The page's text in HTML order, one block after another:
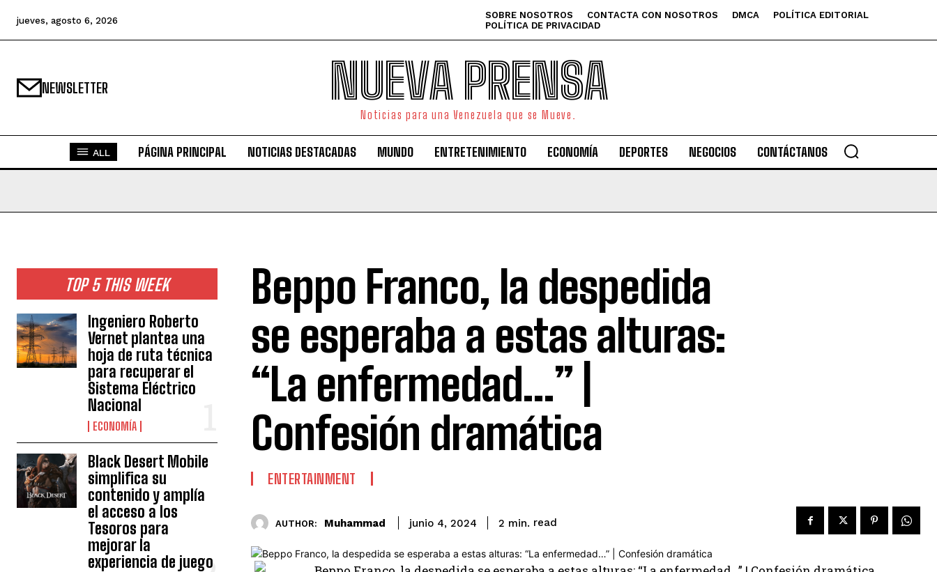
jueves, agosto 6, 2026 SOBRE NOSOTROS CONTACTA CON NOSOTROS DMCA
POLÍTICA EDITORIAL
POLÍTICA DE PRIVACIDAD
NEWSLETTER NUEVA PRENSA
Noticias para una Venezuela que se Mueve.
ALL PÁGINA PRINCIPAL NOTICIAS DESTACADAS MUNDO ENTRETENIMIENTO ECONOMÍA DEPORTES NEGOCIOS CONTÁCTANOS
TOP 5 THIS WEEK
Ingeniero Roberto
Vernet plantea una
hoja de ruta técnica
para recuperar el
Sistema Eléctrico
Nacional
ECONOMÍA
Black Desert Mobile
simplifica su
contenido y amplía
el acceso a los
Tesoros para
mejorar la
experiencia de juego
Beppo Franco, la despedida
se esperaba a estas alturas:
“La enfermedad…” |
Confesión dramática
ENTERTAINMENT
AUTHOR: Muhammad junio 4, 2024 2 min. read